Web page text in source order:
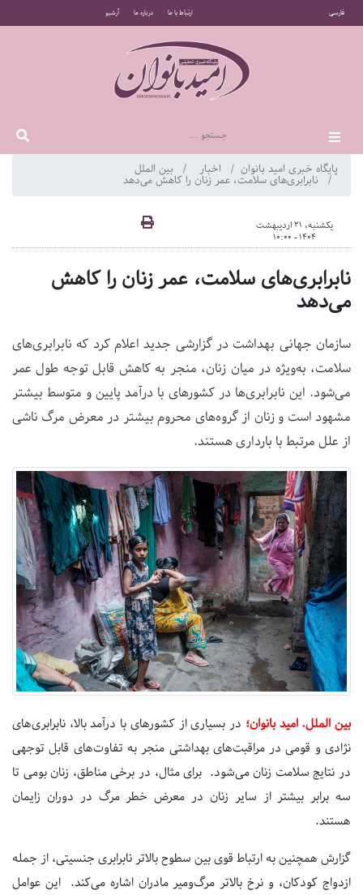
فارسی ارتباط با ما درباره ما آرشیو
پایگاه خبری امید بانوان اخبار بین الملل
نابرابری‌های سلامت، عمر زنان را کاهش می‌دهد
یکشنبه، 21 اردیبهشت
1404 - 10:00
نابرابری‌های سلامت، عمر زنان را کاهش
می‌دهد
سازمان جهانی بهداشت در گزارشی جدید اعلام کرد که نابرابری‌های
سلامت، به‌ویژه در میان زنان، منجر به کاهش قابل توجه طول عمر
می‌شود. این نابرابری‌ها در کشورهای با درآمد پایین و متوسط بیشتر
مشهود است و زنان از گروه‌های محروم بیشتر در معرض مرگ ناشی
از علل مرتبط با بارداری هستند.
بین الملل. امید بانوان؛ در بسیاری از کشورهای با درآمد بالا، نابرابری‌های
نژادی و قومی در مراقبت‌های بهداشتی منجر به تفاوت‌های قابل توجهی
در نتایج سلامت زنان می‌شود. برای مثال، در برخی مناطق، زنان بومی تا
سه برابر بیشتر از سایر زنان در معرض خطر مرگ در دوران زایمان
هستند.
گزارش همچنین به ارتباط قوی بین سطوح بالاتر نابرابری جنسیتی، از جمله
ازدواج کودکان، و نرخ بالاتر مرگ‌ومیر مادران اشاره می‌کند. این عوامل